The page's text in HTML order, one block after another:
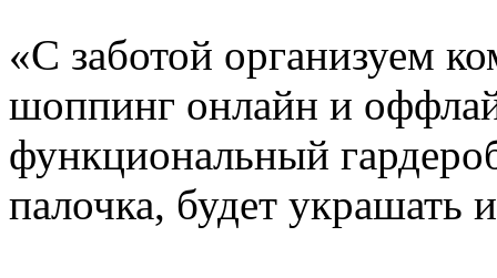
«С заботой организуем
шоппинг онлайн и
функциональный
палочка, будет украшать